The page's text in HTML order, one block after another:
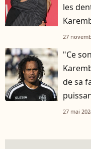
les
27
"Ce
de sa
27 mai